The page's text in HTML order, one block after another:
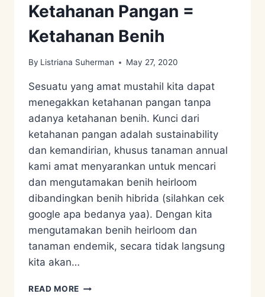
Ketahanan Pangan =
Ketahanan Benih
By Listriana Suherman May 27, 2020
Sesuatu yang amat mustahil kita dapat
menegakkan ketahanan pangan tanpa
adanya ketahanan benih. Kunci dari
ketahanan pangan adalah sustainability
dan kemandirian, khusus tanaman annual
kami amat menyarankan untuk mencari
dan mengutamakan benih heirloom
dibandingkan benih hibrida (silahkan cek
google apa bedanya yaa). Dengan kita
mengutamakan benih heirloom dan
tanaman endemik, secara tidak langsung
kita akan…
READ MORE KETAHANAN